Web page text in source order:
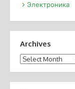
Электроника
Archives
Archives